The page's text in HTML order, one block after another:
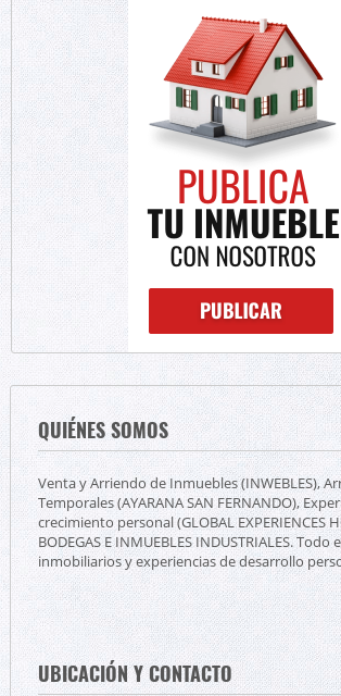
QUIÉNES SOMOS
Venta y Arriendo de Inmuebles (INWEBLES),
Temporales (AYARANA SAN FERNANDO),
crecimiento personal (GLOBAL EXPERIENCES
BODEGAS E INMUEBLES INDUSTRIALES. Todo
inmobiliarios y experiencias de desarrollo
UBICACIÓN Y CONTACTO